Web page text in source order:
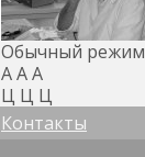
Обычный режим
ААА
Ц Ц Ц
Контакты